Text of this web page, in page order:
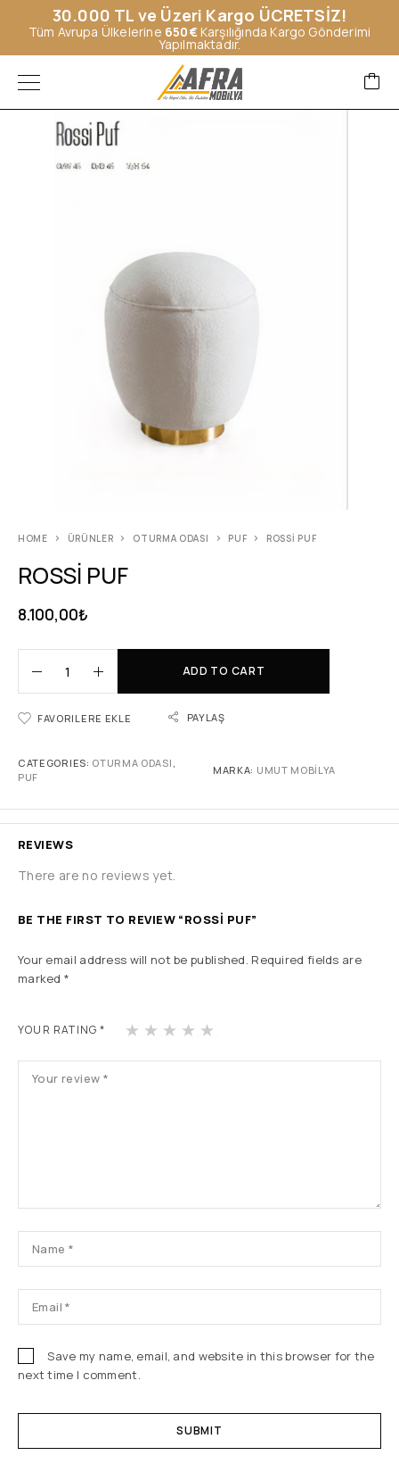
30.000 TL ve Üzeri Kargo ÜCRETSİZ!
Tüm Avrupa Ülkelerine 650€Karşılığında Kargo Gönderimi
Yapılmaktadır.
HOME ÜRÜNLER OTURMA ODASI PUF ROSSİ PUF
ROSSİ PUF
8.100,00₺
ADD TO CART
FAVORILERE EKLE PAYLAŞ
CATEGORIES: OTURMA ODASI ,
PUF
MARKA: UMUT MOBİLYA
REVIEWS
There are no reviews yet.
BE THE FIRST TO REVIEW “ROSSİ PUF”
Your email address will not be published. Required fields are
marked*
YOUR RATING* 1 2 3 4
Save my name, email, and website in this browser for the
next time I comment.